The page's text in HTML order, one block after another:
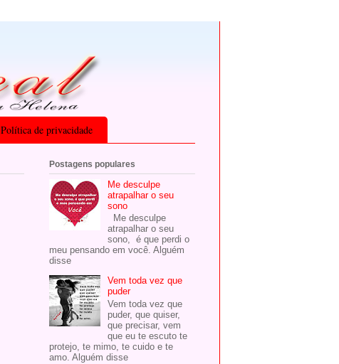
Política de privacidade
Postagens populares
Me desculpe
atrapalhar o seu
sono
Me desculpe
atrapalhar o seu
sono, é que perdi o
meu pensando em você. Alguém
disse
Vem toda vez que
puder
Vem toda vez que
puder, que quiser,
que precisar, vem
que eu te escuto te
protejo, te mimo, te cuido e te
amo. Alguém disse